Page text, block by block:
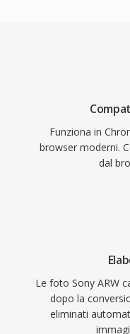
Funziona in
browser moderni.
dal
Le foto Sony ARW
dopo la
eliminati